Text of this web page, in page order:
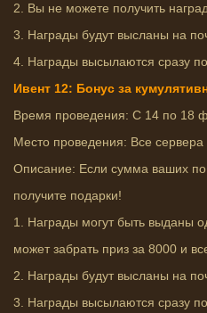
2. Вы не можете получить
3. Награды будут высланы на
4. Награды высылаются сразу
Ивент 12: Бонус за
Время проведения: С 14 по 18
Место проведения: Все сервера
Описание: Если сумма ваших
получите подарки!
1. Награды могут быть выданы
может забрать приз за 8000 и
2. Награды будут высланы на
3. Награды высылаются сразу